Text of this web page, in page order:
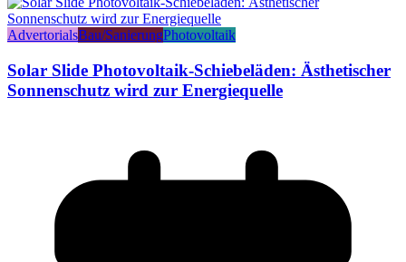
AdvertorialsBau/SanierungPhotovoltaik
Solar Slide Photovoltaik-Schiebeläden: Ästhetischer
Sonnenschutz wird zur Energiequelle